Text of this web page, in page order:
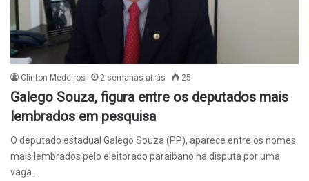
Clinton Medeiros 2 semanas atrás 25
Galego Souza, figura entre os deputados mais
lembrados em pesquisa
O deputado estadual Galego Souza (PP), aparece entre os nomes
mais lembrados pelo eleitorado paraibano na disputa por uma
vaga…